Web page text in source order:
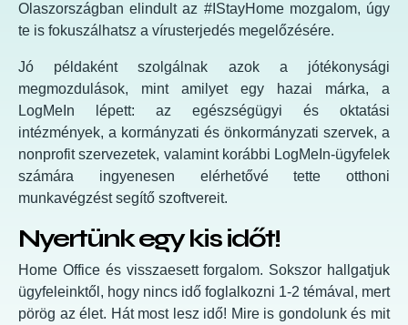
Olaszországban elindult az #IStayHome mozgalom, úgy
te is fokuszálhatsz a vírusterjedés megelőzésére.
Jó példaként szolgálnak azok a jótékonysági
megmozdulások, mint amilyet egy hazai márka, a
LogMeIn lépett: az egészségügyi és oktatási
intézmények, a kormányzati és önkormányzati szervek, a
nonprofit szervezetek, valamint korábbi LogMeIn-ügyfelek
számára ingyenesen elérhetővé tette otthoni
munkavégzést segítő szoftvereit.
Nyertünk egy kis időt!
Home Office és visszaesett forgalom. Sokszor hallgatjuk
ügyfeleinktől, hogy nincs idő foglalkozni 1-2 témával, mert
pörög az élet. Hát most lesz idő! Mire is gondolunk és mit